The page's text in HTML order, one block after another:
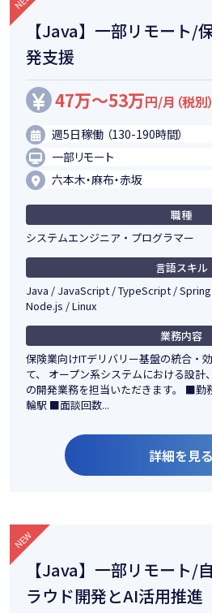
【Java】一部リモート/
発支援
47万～53万円/月（税別）
週5日稼働 （130-190時間）
一部リモート
六本木・麻布・赤坂
職種
システムエンジニア・プログラマー
言語スキル
Java / JavaScript / TypeScript /
Node.js / Linux
業務内容
保険業向けITデリバリー基盤の統合・
て、 オープン系システムにおける設計
の開発業務を担当いただきます。 ■
輪駅 ■面談回数...
詳細を見る
【Java】一部リモート/
ラウド開発とAI活用推進